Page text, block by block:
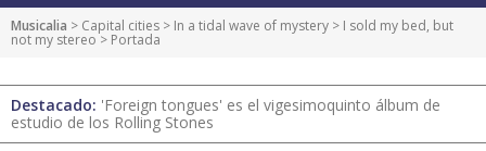
Musicalia > Capital cities > In a tidal wave of mystery > I sold my bed, but
not my stereo> Portada
Destacado: 'Foreign tongues' es el vigesimoquinto álbum de
estudio de los Rolling Stones